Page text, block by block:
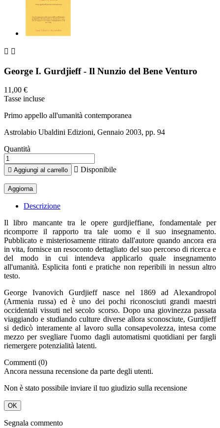
 
George I. Gurdjieff - Il Nunzio del Bene Venturo
11,00 €
Tasse incluse
Primo appello all'umanità contemporanea
Astrolabio Ubaldini Edizioni, Gennaio 2003, pp. 94
Quantità
 Aggiungi al carrello  Disponibile
Descrizione
Il libro mancante tra le opere gurdjieffiane, fondamentale per
ricomporre il rapporto tra tale uomo e il suo insegnamento.
Pubblicato e misteriosamente ritirato dall'autore quando ancora era
in vita, fornisce un resoconto dettagliato del suo percorso di ricerca e
del modo in cui intendeva applicarlo quale insegnamento
all'umanità. Esplicita fonti e pratiche non reperibili in nessun altro
testo.
George Ivanovich Gurdjieff nasce nel 1869 ad Alexandropol
(Armenia russa) ed è uno dei pochi riconosciuti grandi maestri
occidentali vissuti nel secolo scorso. Dopo una giovinezza passata
viaggiando e studiando culture diverse allora sconosciute, Gurdjieff
si dedicò interamente al lavoro sulla consapevolezza, intesa come
mezzo per svegliare l'uomo dagli automatismi quotidiani per fargli
riemergere potenzialità latenti.
Commenti (0)
Ancora nessuna recensione da parte degli utenti.
Non è stato possibile inviare il tuo giudizio sulla recensione
OK
Segnala commento